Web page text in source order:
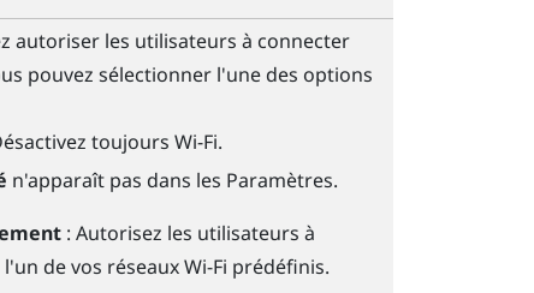
autoriser les utilisateurs à connecter
pouvez sélectionner l'une des options
toujoursWi-Fi.
n'apparaît pas dans les Paramètres.
: Autorisez les utilisateurs à
de vos réseauxWi-Fi prédéfinis.